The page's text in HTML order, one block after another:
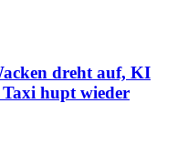
dreht auf, KI
hupt wieder